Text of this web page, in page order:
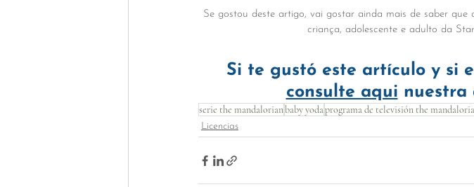
Se gostou deste artigo, vai gostar ainda mais de saber
criança, adolescente e adulto da
Si te gustó este artículo y si
consulte aqui nuestra
serie the mandalorianbaby yodaprograma de televisión the
Licencias